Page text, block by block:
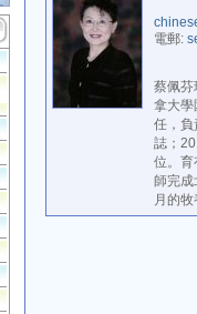
電郵:
蔡佩芬
拿大學
任，負
誌；
位。育
師完成
月的